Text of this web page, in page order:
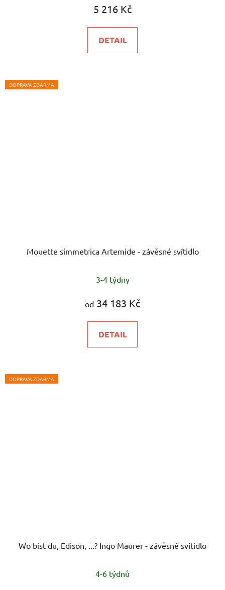
5 216 Kč
DETAIL
DOPRAVA ZDARMA
Mouette simmetrica Artemide - závěsné svítidlo
3-4 týdny
od 34 183 Kč
DETAIL
DOPRAVA ZDARMA
Wo bist du, Edison, ...? Ingo Maurer - závěsné svítidlo
4-6 týdnů